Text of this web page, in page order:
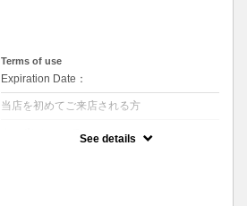
Terms of use
Expiration Date：
当店を初めてご来店される方
See details